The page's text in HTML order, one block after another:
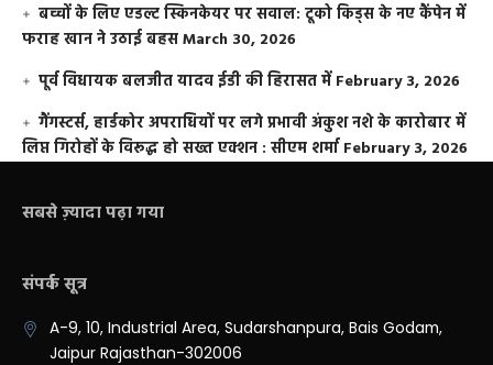
बच्चों के लिए एडल्ट स्किनकेयर पर सवाल: टूको किड्स के नए कैंपेन में
फराह खान ने उठाई बहसMarch 30, 2026
पूर्व विधायक बलजीत यादव ईडी की हिरासत में February 3, 2026
गैंगस्टर्स, हार्डकोर अपराधियों पर लगे प्रभावी अंकुश नशे के कारोबार में
लिप्त गिरोहों के विरूद्ध हो सख्त एक्शन : सीएम शर्मा February 3, 2026
सबसे ज़्यादा पढ़ा गया
संपर्क सूत्र
A-9, 10, Industrial Area, Sudarshanpura, Bais Godam,
Jaipur Rajasthan-302006